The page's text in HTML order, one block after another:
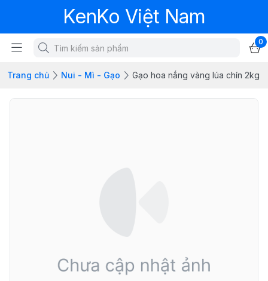
KenKo Việt Nam
0
Trang chủ Nui - Mì - Gạo Gạo hoa nắng vàng lúa chín 2kg